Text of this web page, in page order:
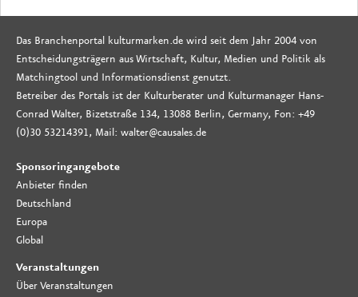
Das Branchenportal kulturmarken.de wird seit dem Jahr 2004 von
Entscheidungsträgern aus Wirtschaft, Kultur, Medien und Politik als
Matchingtool und Informationsdienst genutzt.
Betreiber des Portals ist der Kulturberater und Kulturmanager Hans-
Conrad Walter, Bizetstraße 134, 13088 Berlin, Germany, Fon: +49
(0)30 53214391, Mail: walter@causales.de
Sponsoringangebote
Anbieter finden
Deutschland
Europa
Global
Veranstaltungen
Über Veranstaltungen